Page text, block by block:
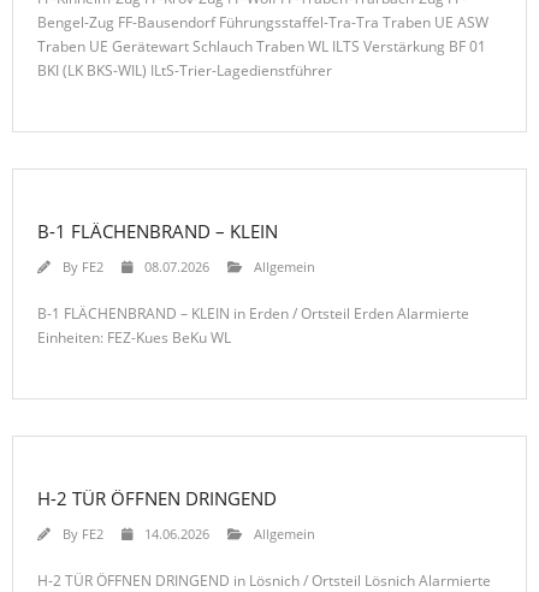
Bengel-Zug FF-Bausendorf Führungsstaffel-Tra-Tra Traben UE ASW
Traben UE Gerätewart Schlauch Traben WL ILTS Verstärkung BF 01
BKI (LK BKS-WIL) ILtS-Trier-Lagedienstführer
B-1 FLÄCHENBRAND – KLEIN
By FE2 08.07.2026 Allgemein
B-1 FLÄCHENBRAND – KLEIN in Erden / Ortsteil Erden Alarmierte
Einheiten: FEZ-Kues BeKu WL
H-2 TÜR ÖFFNEN DRINGEND
By FE2 14.06.2026 Allgemein
H-2 TÜR ÖFFNEN DRINGEND in Lösnich / Ortsteil Lösnich Alarmierte